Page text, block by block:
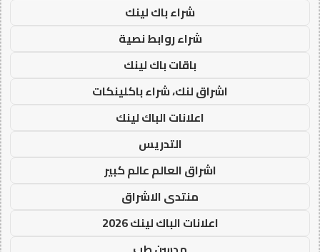
شراء باك لينك
شراء روابط نصية
باقات باك لينك
اشراق لنك، شراء باكلينكات
اعلانات الباك لينك
التدريس
اشراق العالم عالم كبير
منتدى الاشراق
اعلانات الباك لينك 2026